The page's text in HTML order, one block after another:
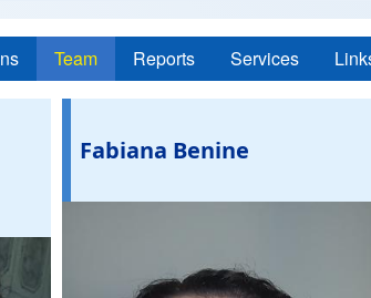
Team Reports Services
Fabiana Benine